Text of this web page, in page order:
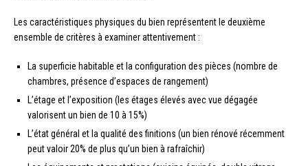
Les caractéristiques physiques du bien représentent le deuxième
ensemble de critères à examiner attentivement :
La superficie habitable et la configuration des pièces (nombre de
chambres, présence d’espaces de rangement)
L’étage et l’exposition (les étages élevés avec vue dégagée
valorisent un bien de 10 à 15%)
L’état général et la qualité des finitions (un bien rénové récemment
peut valoir 20% de plus qu’un bien à rafraîchir)